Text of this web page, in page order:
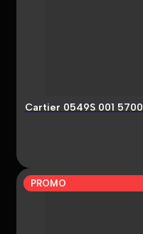
Cartier 0549S 001 5700
PROMO